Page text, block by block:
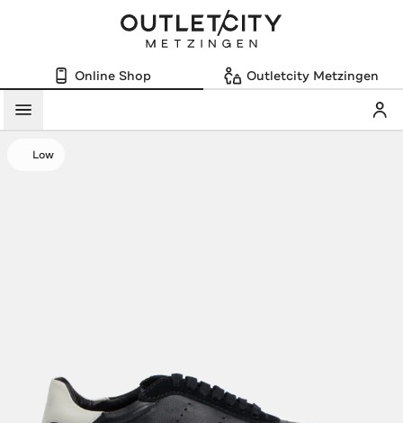
Online Shop Outletcity Metzingen
Menü
Low